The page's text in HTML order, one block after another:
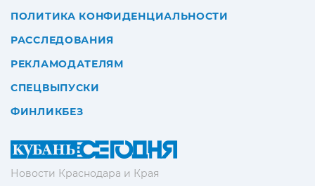
Новости Краснодара и Края
ПОЛИТИКА КОНФИДЕНЦИАЛЬНОСТИ
РАССЛЕДОВАНИЯ
РЕКЛАМОДАТЕЛЯМ
СПЕЦВЫПУСКИ
ФИНЛИКБЕЗ